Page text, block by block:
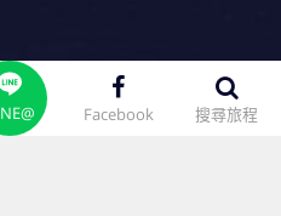
Facebook 搜尋旅程